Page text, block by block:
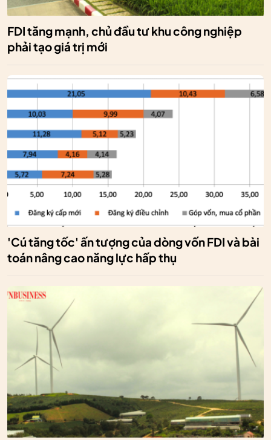
FDI tăng mạnh, chủ đầu tư khu công nghiệp
phải tạo giá trị mới
'Cú tăng tốc' ấn tượng của dòng vốn FDI và bài
toán nâng cao năng lực hấp thụ